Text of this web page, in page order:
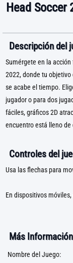
Head Soccer
Descripción del
Sumérgete en la
2022, donde tu
se acabe el tiempo.
jugador o para dos
fáciles, gráficos 2D
encuentro está lleno
Controles del
Usa las flechas para
En dispositivos
Más
Nombre del Juego: